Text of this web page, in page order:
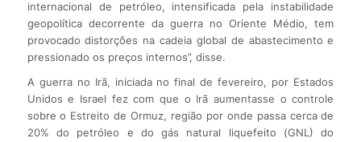
internacional de petróleo, intensificada pela instabilidade
geopolítica decorrente da guerra no Oriente Médio, tem
provocado distorções na cadeia global de abastecimento e
pressionado os preços internos”, disse.
A guerra no Irã, iniciada no final de fevereiro, por Estados
Unidos e Israel fez com que o Irã aumentasse o controle
sobre o Estreito de Ormuz, região por onde passa cerca de
20% do petróleo e do gás natural liquefeito (GNL) do